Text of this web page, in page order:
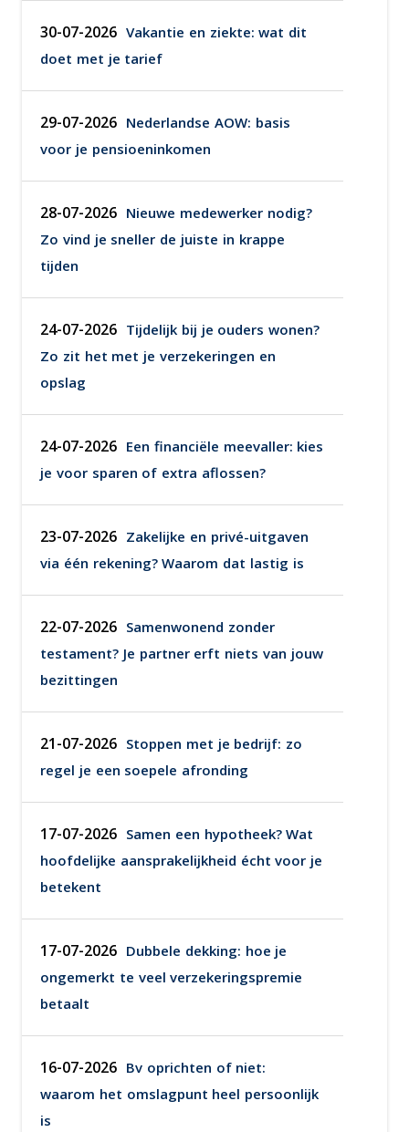
30-07-2026 Vakantie en ziekte: wat dit
doet met je tarief
29-07-2026 Nederlandse AOW: basis
voor je pensioeninkomen
28-07-2026 Nieuwe medewerker nodig?
Zo vind je sneller de juiste in krappe
tijden
24-07-2026 Tijdelijk bij je ouders wonen?
Zo zit het met je verzekeringen en
opslag
24-07-2026 Een financiële meevaller: kies
je voor sparen of extra aflossen?
23-07-2026 Zakelijke en privé-uitgaven
via één rekening? Waarom dat lastig is
22-07-2026 Samenwonend zonder
testament? Je partner erft niets van jouw
bezittingen
21-07-2026 Stoppen met je bedrijf: zo
regel je een soepele afronding
17-07-2026 Samen een hypotheek? Wat
hoofdelijke aansprakelijkheid écht voor je
betekent
17-07-2026 Dubbele dekking: hoe je
ongemerkt te veel verzekeringspremie
betaalt
16-07-2026 Bv oprichten of niet:
waarom het omslagpunt heel persoonlijk
is